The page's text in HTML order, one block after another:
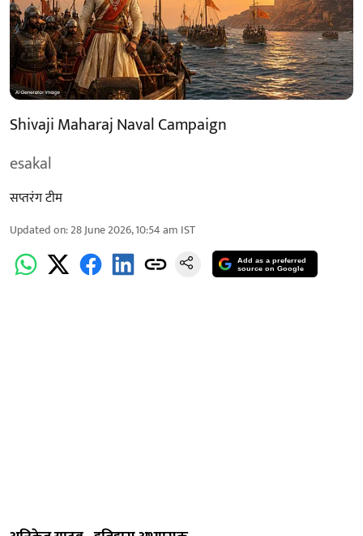
Shivaji Maharaj Naval Campaign
esakal
सप्तरंग टीम
Updated on:28 June 2026, 10:54 am IST
Add as a preferred
source on Google